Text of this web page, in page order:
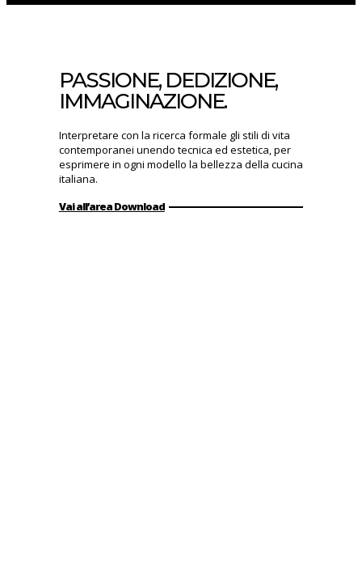
PASSIONE, DEDIZIONE,
IMMAGINAZIONE.
Interpretare con la ricerca formale gli stili di vita
contemporanei unendo tecnica ed estetica, per
esprimere in ogni modello la bellezza della cucina
italiana.
Vai all’area Download